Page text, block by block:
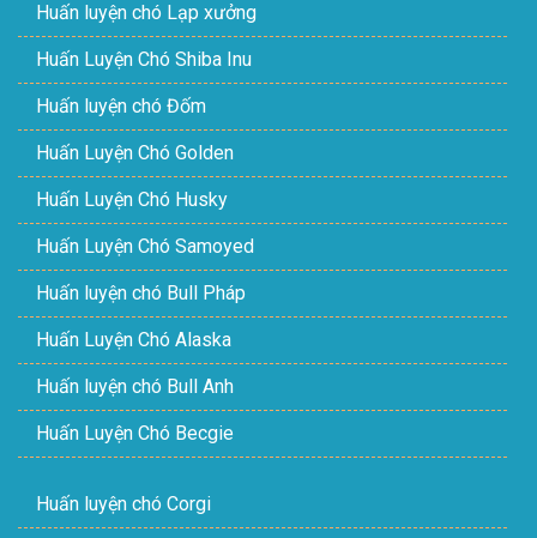
Huấn luyện chó Lạp xưởng
Huấn Luyện Chó Shiba Inu
Huấn luyện chó Đốm
Huấn Luyện Chó Golden
Huấn Luyện Chó Husky
Huấn Luyện Chó Samoyed
Huấn luyện chó Bull Pháp
Huấn Luyện Chó Alaska
Huấn luyện chó Bull Anh
Huấn Luyện Chó Becgie
Huấn luyện chó Corgi